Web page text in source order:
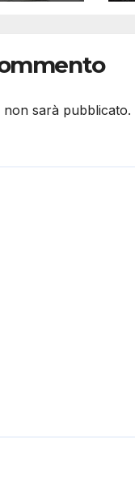
sarà pubblicato.